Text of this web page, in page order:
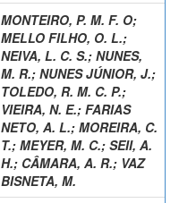
MONTEIRO, P. M. F. O;
MELLO FILHO, O. L.;
NEIVA, L. C. S.; NUNES,
M. R.; NUNES JÚNIOR, J.;
TOLEDO, R. M. C. P.;
VIEIRA, N. E.; FARIAS
NETO, A. L.; MOREIRA, C.
T.; MEYER, M. C.; SEII, A.
H.; CÂMARA, A. R.; VAZ
BISNETA, M.